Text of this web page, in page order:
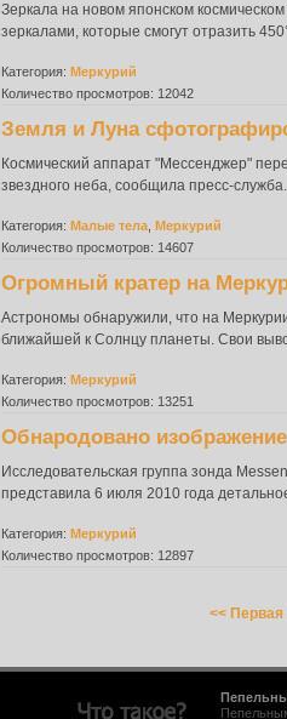
Зеркала на новом японском
зеркалами, которые смогут отразить
Категория: Меркурий
Количество просмотров: 12042
Земля и Луна
Космический аппарат "Мессенджер"
звездного неба, сообщила пресс-
Категория: Малые тела Меркурий
Количество просмотров: 14607
Огромный кратер на
Астрономы обнаружили, что на
ближайшей к Солнцу планеты. Свои
Категория: Меркурий
Количество просмотров: 13251
Обнародовано
Исследовательская группа зонда
представила 6 июля 2010 года
Категория: Меркурий
Количество просмотров: 12897
<< Первая